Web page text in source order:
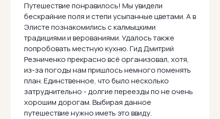
Путешествие понравилось! Мы увидели
бескрайние поля и степи усыпанные цветами. А в
Элисте познакомились с калмыцкими
традициями и верованиями. Удалось также
попробовать местную кухню. Гид Дмитрий
Резниченко прекрасно всё организовал, хотя,
из-за погоды нам пришлось немного поменять
план. Единственное, что было несколько
затруднительно - долгие переезды по не очень
хорошим дорогам. Выбирая данное
путешествие нужно иметь это ввиду.